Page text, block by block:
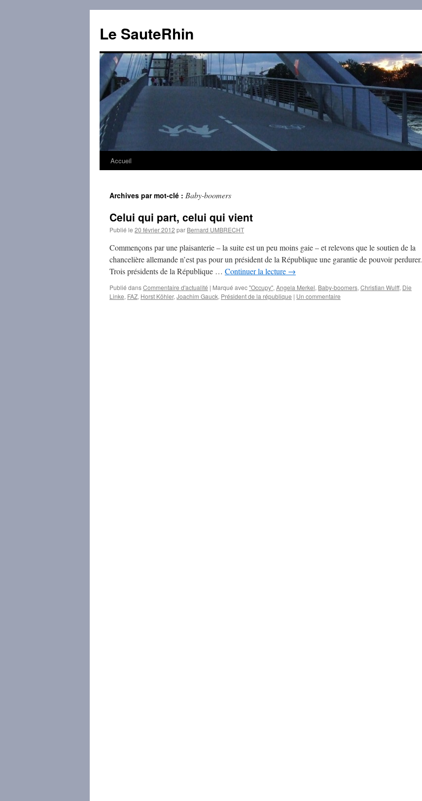
contenu
Le SauteRhin
Accueil
Archives par mot-clé : Baby-boomers
Celui qui part, celui qui vient
Publié le 20 février 2012 par Bernard UMBRECHT
Commençons par une plaisanterie – la suite est un peu moins gaie – et relevons que le soutien de la
chancelière allemande n’est pas pour un président de la République une garantie de pouvoir perdurer.
Trois présidents de la République … Continuer la lecture →
Publié dansCommentaire d'actualité | Marqué avec"Occupy", Angela Merkel, Baby-boomers, Christian Wulff, Die
Linke, FAZ, Horst Köhler, Joachim Gauck, Président de la république | Un commentaire